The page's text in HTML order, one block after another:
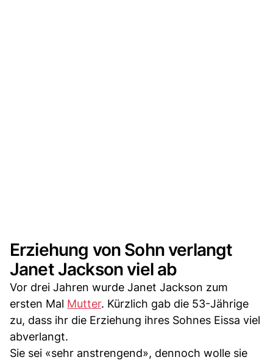
Erziehung von Sohn verlangt
Janet Jackson viel ab
Vor drei Jahren wurde Janet Jackson zum
ersten Mal Mutter. Kürzlich gab die 53-Jährige
zu, dass ihr die Erziehung ihres Sohnes Eissa viel
abverlangt.
Sie sei «sehr anstrengend», dennoch wolle sie